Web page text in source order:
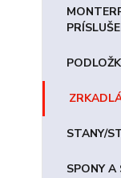
STANY/
SPONY A